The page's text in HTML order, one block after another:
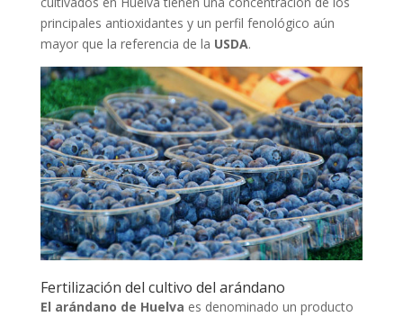
principales antioxidantes y un perfil fenológico aún
mayor que la referencia de la USDA.
Fertilización del cultivo del arándano
El arándano de Huelva es denominado un producto